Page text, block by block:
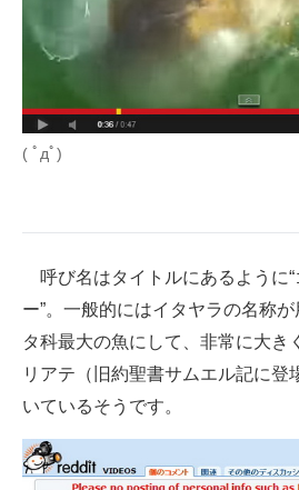
( ﾟдﾟ)
呼び名はタイトルにあるように
ー”。一般的にはイタヤラの名称
タ科最大の魚にして、非常に大き
リアテ（旧約聖書サムエル記に登
いているそうです。